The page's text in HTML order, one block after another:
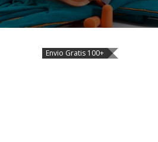
Envio Gratis 100+